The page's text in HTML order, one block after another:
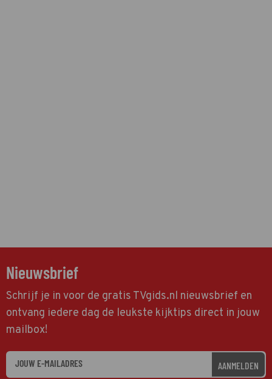
Nieuwsbrief
Schrijf je in voor de gratis TVgids.nl nieuwsbrief en
ontvang iedere dag de leukste kijktips direct in jouw
mailbox!
AANMELDEN